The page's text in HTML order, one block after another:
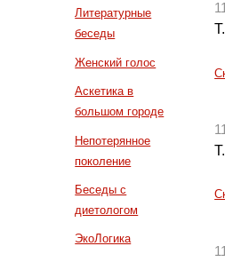
Литературные
беседы
Женский голос
Аскетика в
большом городе
Непотерянное
поколение
Беседы с
диетологом
ЭкоЛогика